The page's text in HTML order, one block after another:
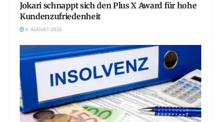
Jokari schnappt sich den Plus X Award für hohe
Kundenzufriedenheit
4. AUGUST 2026